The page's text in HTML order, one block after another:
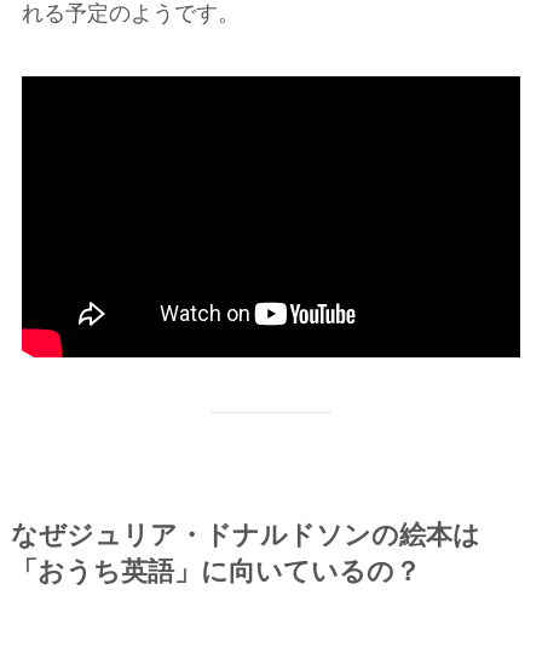
れる予定のようです。
なぜジュリア・ドナルドソンの絵本は
「おうち英語」に向いているの？